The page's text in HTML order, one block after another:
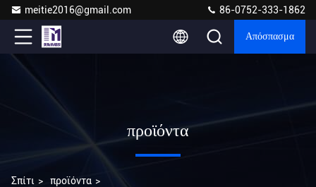
meitie2016@gmail.com 86-0752-333-1862
Απόσπασμα
προϊόντα
Σπίτι > προϊόντα >